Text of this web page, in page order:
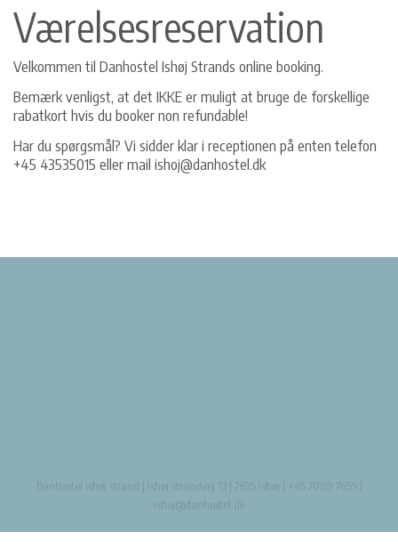
Værelsesreservation
Velkommen til Danhostel Ishøj Strands online booking.
Bemærk venligst, at det IKKE er muligt at bruge de forskellige
rabatkort hvis du booker non refundable!
Har du spørgsmål? Vi sidder klar i receptionen på enten telefon
+45 43535015 eller mail ishoj@danhostel.dk
Danhostel ishøj strand | Ishøj strandvej 13 | 2635 ishøj | +45 7089 7655 |
ishoj@danhostel.dk